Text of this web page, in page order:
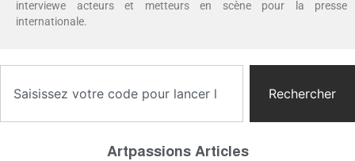
interviewe acteurs et metteurs en scène pour la presse
internationale.
Rechercher
Artpassions Articles